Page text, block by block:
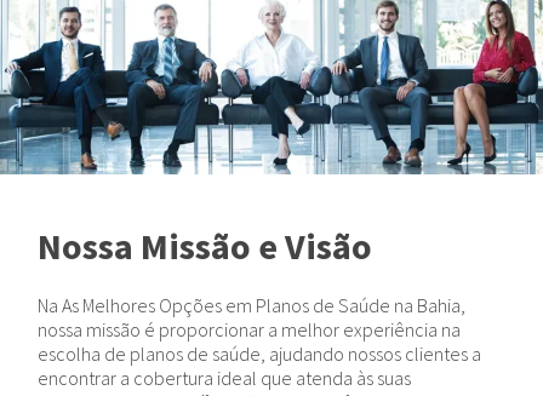
Nossa Missão e Visão
Na As Melhores Opções em Planos de Saúde na Bahia,
nossa missão é proporcionar a melhor experiência na
escolha de planos de saúde, ajudando nossos clientes a
encontrar a cobertura ideal que atenda às suas